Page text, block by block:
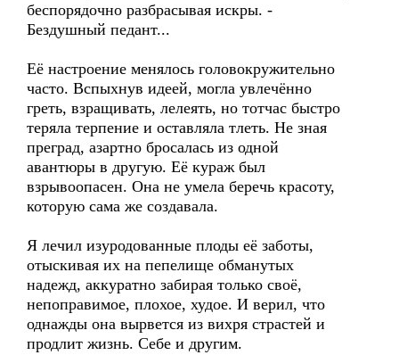
беспорядочно разбрасывая искры. -
Бездушный педант...
Её настроение менялось головокружительно
часто. Вспыхнув идеей, могла увлечённо
греть, взращивать, лелеять, но тотчас быстро
теряла терпение и оставляла тлеть. Не зная
преград, азартно бросалась из одной
авантюры в другую. Её кураж был
взрывоопасен. Она не умела беречь красоту,
которую сама же создавала.
Я лечил изуродованные плоды её заботы,
отыскивая их на пепелище обманутых
надежд, аккуратно забирая только своё,
непоправимое, плохое, худое. И верил, что
однажды она вырвется из вихря страстей и
продлит жизнь. Себе и другим.